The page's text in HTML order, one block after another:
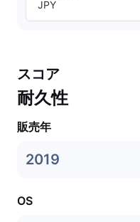
JPY
スコア
耐久性
販売年
2019
OS